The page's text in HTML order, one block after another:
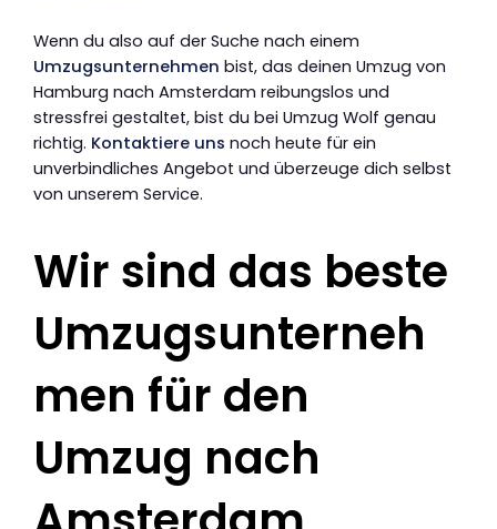
Wenn du also auf der Suche nach einem
Umzugsunternehmen bist, das deinen Umzug von
Hamburg nach Amsterdam reibungslos und
stressfrei gestaltet, bist du bei Umzug Wolf genau
richtig. Kontaktiere uns noch heute für ein
unverbindliches Angebot und überzeuge dich selbst
von unserem Service.
Wir sind das beste
Umzugsunterneh
men für den
Umzug nach